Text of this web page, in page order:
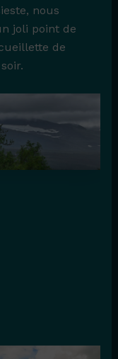
nous
joli point de
de